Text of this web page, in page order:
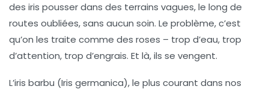
des iris pousser dans des terrains vagues, le long de
routes oubliées, sans aucun soin. Le problème, c’est
qu’on les traite comme des roses – trop d’eau, trop
d’attention, trop d’engrais. Et là, ils se vengent.
L’iris barbu (Iris germanica), le plus courant dans nos